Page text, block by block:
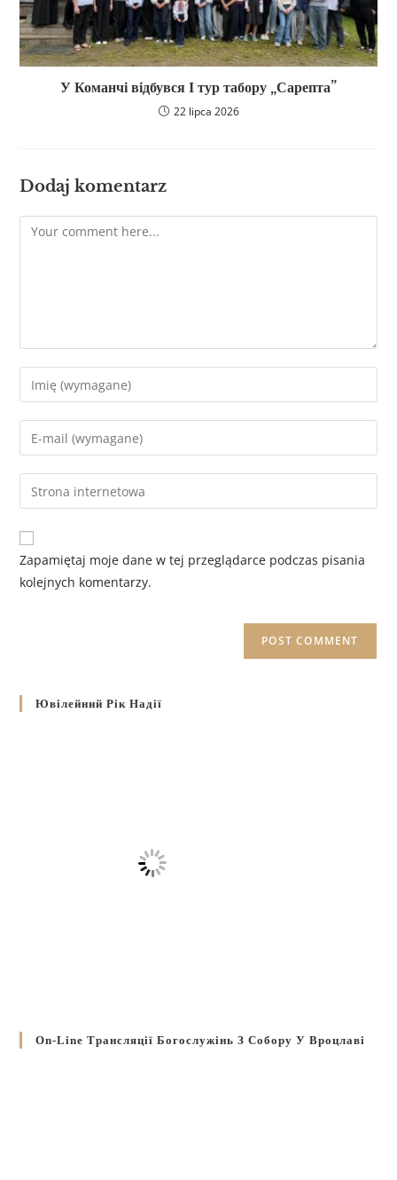
У Команчі відбувся І тур табору „Сарепта”
22 lipca 2026
Dodaj komentarz
Zapamiętaj moje dane w tej przeglądarce podczas pisania
kolejnych komentarzy.
Ювілейний Рік Надії
On-Line Трансляції Богослужінь З Собору У Вроцлаві